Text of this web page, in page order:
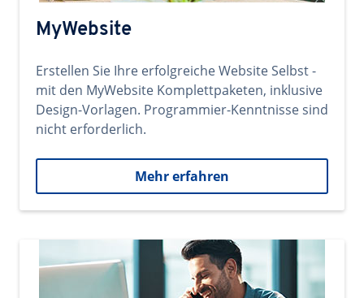
MyWebsite
Erstellen Sie Ihre erfolgreiche Website Selbst -
mit den MyWebsite Komplettpaketen, inklusive
Design-Vorlagen. Programmier-Kenntnisse sind
nicht erforderlich.
Mehr erfahren